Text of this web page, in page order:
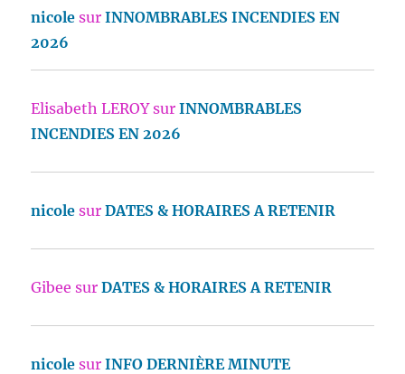
nicole surINNOMBRABLES INCENDIES EN
2026
Elisabeth LEROYsurINNOMBRABLES
INCENDIES EN 2026
nicole surDATES & HORAIRES A RETENIR
Gibee surDATES & HORAIRES A RETENIR
nicole surINFO DERNIÈRE MINUTE